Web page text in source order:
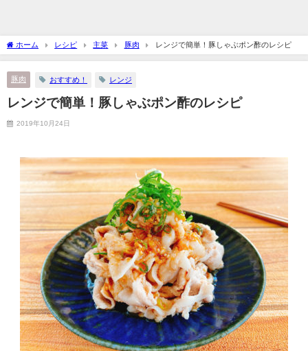
ホーム レシピ 主菜 豚肉 レンジで簡単！豚しゃぶポン酢のレシピ
豚肉 おすすめ！ レンジ
レンジで簡単！豚しゃぶポン酢のレシピ
2019年10月24日